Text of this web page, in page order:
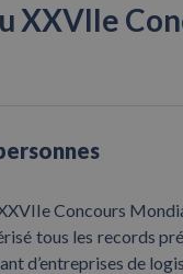
Concours
tous les records
d’entreprises de